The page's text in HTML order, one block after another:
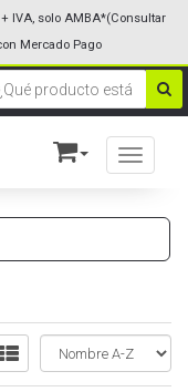
Toggle
IVA, solo AMBA*(Consultar
Mercado Pago